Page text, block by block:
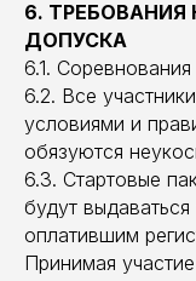
6.
ДОПУСКА
6.1.
6.2. Все
условиями и
обязуются
6.3. Стартовые
будут
оплатившим
Принимая